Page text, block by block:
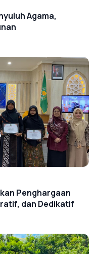
Agama,
Penghargaan
dan Dedikatif